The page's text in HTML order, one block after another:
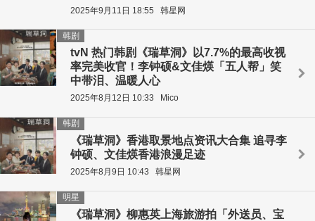
2025年9月11日 18:55 韩星网
tvN 热门韩剧《瑞草洞》以7.7%的最高收视
率完美收官！李钟硕&文佳煐「五人帮」笑
中带泪、温暖人心
韩剧
2025年8月12日 10:33 Mico
《瑞草洞》香港取景地点资讯大合集 追寻李
钟硕、文佳煐香港浪漫足迹
韩剧
2025年8月9日 10:43 韩星网
《瑞草洞》柳惠英上海旅游拍「外送员、宝
明星